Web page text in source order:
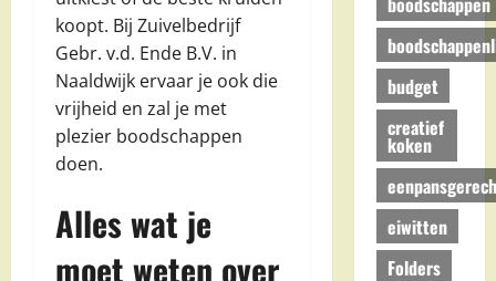
koopt. Bij Zuivelbedrijf
Gebr. v.d. Ende B.V. in
Naaldwijk ervaar je ook die
vrijheid en zal je met
plezier boodschappen
doen.
Alles wat je
moet weten over
budget
creatief
koken
eiwitten
Folders